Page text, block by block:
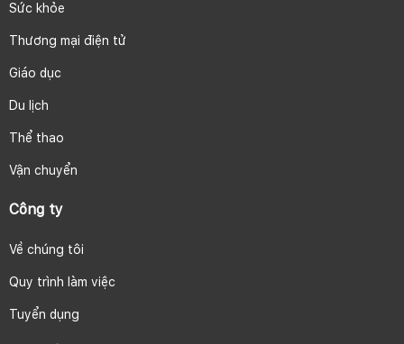
Sức khỏe
Thương mại điện tử
Giáo dục
Du lịch
Thể thao
Vận chuyển
Công ty
Về chúng tôi
Quy trình làm việc
Tuyển dụng